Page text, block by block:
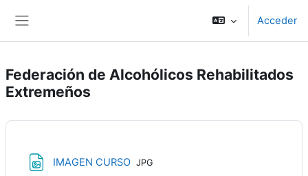
Acceder
Federación de Alcohólicos Rehabilitados
Extremeños
IMAGEN CURSO Archivo
JPG